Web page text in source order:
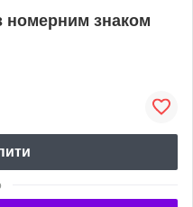
номерним знаком